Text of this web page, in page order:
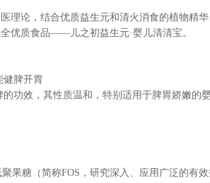
理论，结合优质益生元和清火消食的植物精
优质食品——儿之初益生元·婴儿清清宝。
脾开胃
效，其性质温和，特别适用于脾胃娇嫩的
果糖（简称FOS，研究深入、应用广泛的有效